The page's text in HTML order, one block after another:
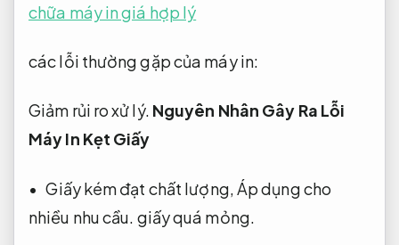
chữa máy in giá hợp lý
các lỗi thường gặp của máy in:
Giảm rủi ro xử lý. Nguyên Nhân Gây Ra Lỗi
Máy In Kẹt Giấy
• Giấy kém đạt chất lượng,Áp dụng cho
nhiều nhu cầu. giấy quá mỏng.